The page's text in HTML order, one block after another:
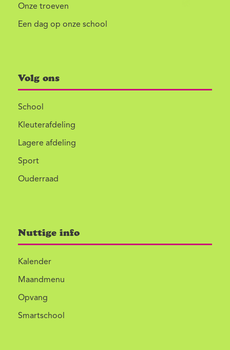
Onze troeven
Een dag op onze school
Volg ons
School
Kleuterafdeling
Lagere afdeling
Sport
Ouderraad
Nuttige info
Kalender
Maandmenu
Opvang
Smartschool